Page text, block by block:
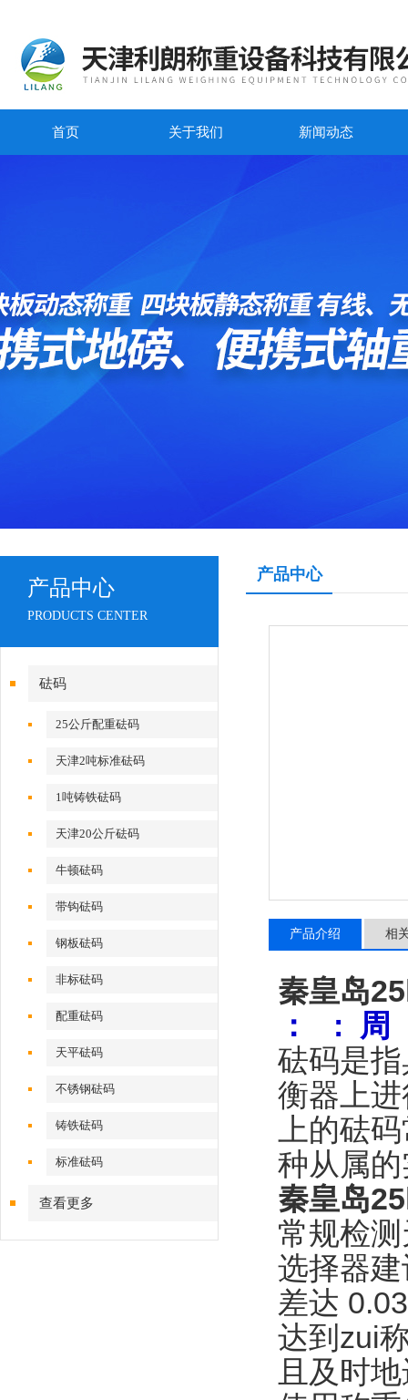
首页 关于我们 新闻动态
产品中心
PRODUCTS CENTER
砝码
25公斤配重砝码
天津2吨标准砝码
1吨铸铁砝码
天津20公斤砝码
牛顿砝码
带钩砝码
钢板砝码
非标砝码
配重砝码
天平砝码
不锈钢砝码
铸铁砝码
标准砝码
查看更多
产品中心
产品介绍 相
秦皇岛
：
: 周
砝码是
衡器上
上的砝
种从属
秦皇岛
常规检
选择器
差达
达到zui
且及时